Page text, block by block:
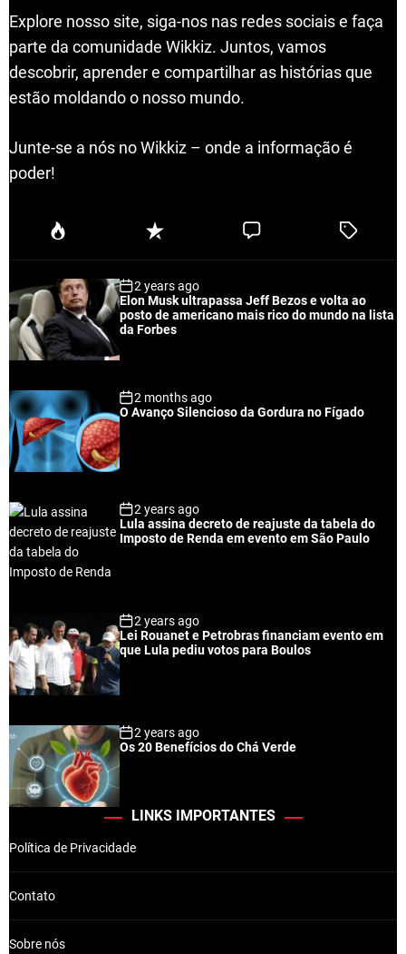
Explore nosso site, siga-nos nas redes sociais e faça
parte da comunidade Wikkiz. Juntos, vamos
descobrir, aprender e compartilhar as histórias que
estão moldando o nosso mundo.
Junte-se a nós no Wikkiz – onde a informação é
poder!
P
u
a
r
R
e
n
t
C
e
T
e
2 years ago
Elon Musk ultrapassa Jeff Bezos e volta ao
posto de americano mais rico do mundo na lista
da Forbes
2 months ago
O Avanço Silencioso da Gordura no Fígado
2 years ago
Lula assina decreto de reajuste da tabela do
Imposto de Renda em evento em São Paulo
2 years ago
Lei Rouanet e Petrobras financiam evento em
que Lula pediu votos para Boulos
2 years ago
Os 20 Benefícios do Chá Verde
LINKS IMPORTANTES
Política de Privacidade
Contato
Sobre nós